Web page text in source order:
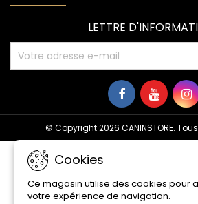
Cookies
Ce magasin utilise des cookies pour
votre expérience de navigation.
LETTRE
© Copyright 2026 CANINSTORE.